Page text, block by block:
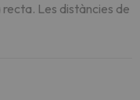
recta. Les distàncies de